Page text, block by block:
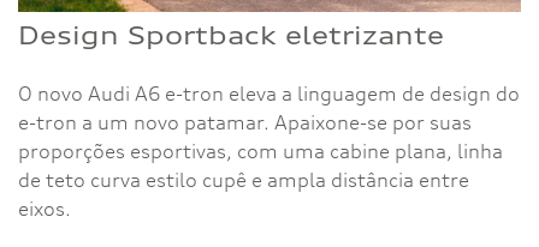
Design Sportback eletrizante
O novo Audi A6 e-tron eleva a linguagem de design do
e-tron a um novo patamar. Apaixone-se por suas
proporções esportivas, com uma cabine plana, linha
de teto curva estilo cupê e ampla distância entre
eixos.